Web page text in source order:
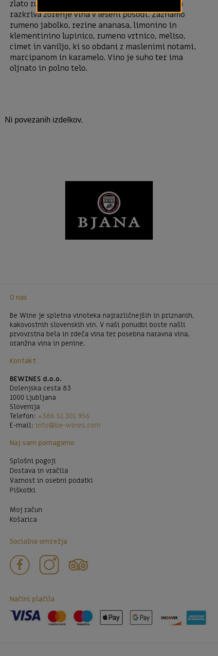
zlato rumene odtenke. Cvetica je intenzivna in
razkriva zorenje vina v leseni posodi. Zaznamo
rumeno jabolko, rezine ananasa, limonino in
klementinino lupinico, rumeno vrtnico, meliso,
cimet in vaniljo, ki so obdani z maslenimi notami,
marcipanom in karamelo. Vino je suho ter ima
oljnato in polno telo.
Ni povezanih izdelkov.
O nas
Be Wine je spletna vinoteka najrazličnejših in priznanih,
kakovostnih slovenskih vin. V naši ponudbi boste našli
prvovrstna bela in rdeča vina ter posebna naravna vina,
oranžna vina in penine.
Kontakt
BEWINES d.o.o.
Dolenjska cesta 83
1000 Ljubljana
Slovenija
Telefon: +386 51 301 956
E-mail: info@be-wines.com
Naj vam pomagamo
Splošni pogoji
Dostava in vračila
Varnost in osebni podatki
Piškotki
Moj račun
Košarica
Socialna omrežja
Načini plačila